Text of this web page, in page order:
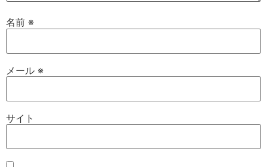
名前 ※
メール ※
サイト